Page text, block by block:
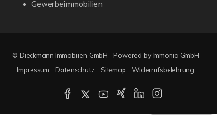
Gewerbeimmobilien
© Dieckmann Immobilien GmbH
Powered by Immonia GmbH
Impressum
Datenschutz Sitemap Widerrufsbelehrung